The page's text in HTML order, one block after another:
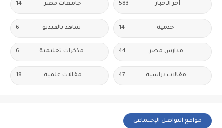
أخر الأخبار 583 جامعات مصر 14
خدمية 14 شاهد بالفيديو 6
مدارس مصر 44 مذكرات تعليمية 6
مقالات دراسية 47 مقالات علمية 18
مواقع التواصل الإجتماعي